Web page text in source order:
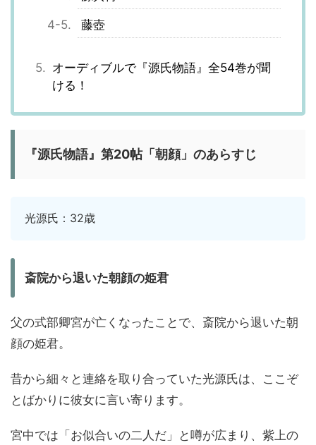
藤壺
オーディブルで『源氏物語』全54巻が聞
ける！
『源氏物語』第20帖「朝顔」のあらすじ
光源氏：32歳
斎院から退いた朝顔の姫君
父の式部卿宮が亡くなったことで、斎院から退いた朝
顔の姫君。
昔から細々と連絡を取り合っていた光源氏は、ここぞ
とばかりに彼女に言い寄ります。
宮中では「お似合いの二人だ」と噂が広まり、紫上の